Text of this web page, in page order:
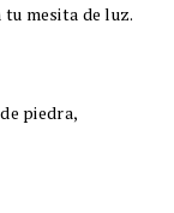
tu mesita de luz.
piedra,